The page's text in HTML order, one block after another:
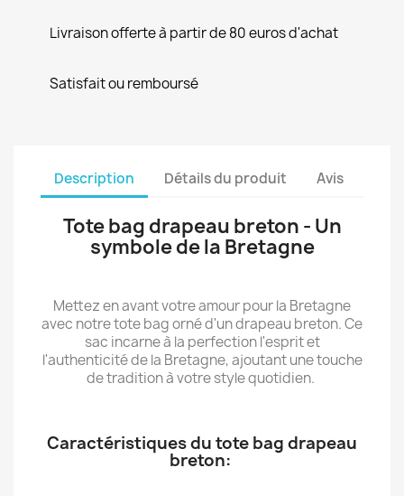
Livraison offerte à partir de 80 euros d'achat
Satisfait ou remboursé
Description Détails du produit Avis
Tote bag drapeau breton - Un
symbole de la Bretagne
Mettez en avant votre amour pour la Bretagne
avec notre tote bag orné d'un drapeau breton. Ce
sac incarne à la perfection l'esprit et
l'authenticité de la Bretagne, ajoutant une touche
de tradition à votre style quotidien.
Caractéristiques du tote bag drapeau
breton: